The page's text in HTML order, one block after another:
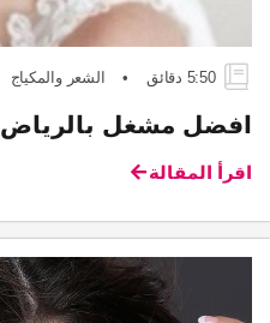
5:50 دقائق • الشعر والمكياج
افضل مشغل بالرياض
اقرأ المقالة